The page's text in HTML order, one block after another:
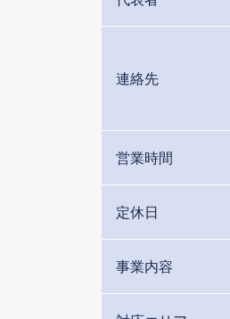
連絡先
営業時間
定休日
事業内容